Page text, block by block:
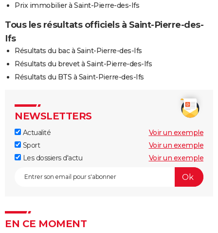
Prix immobilier à Saint-Pierre-des-Ifs
Tous les résultats officiels à Saint-Pierre-des-
Ifs
Résultats du bac à Saint-Pierre-des-Ifs
Résultats du brevet à Saint-Pierre-des-Ifs
Résultats du BTS à Saint-Pierre-des-Ifs
NEWSLETTERS
Actualité
Voir un exemple
Sport
Voir un exemple
Les dossiers d'actu
Voir un exemple
EN CE MOMENT